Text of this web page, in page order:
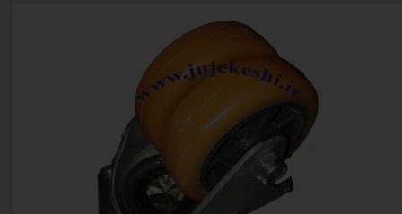
خروج از حساب کاربری